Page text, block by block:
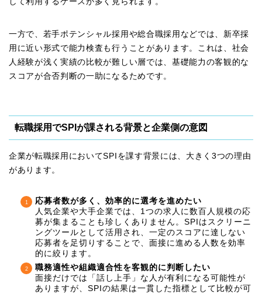
一方で、若手ポテンシャル採用や総合職採用などでは、新卒採
用に近い形式で能力検査も行うことがあります。これは、社会
人経験が浅く実績の比較が難しい層では、基礎能力の客観的な
スコアが合否判断の一助になるためです。
転職採用でSPIが課される背景と企業側の意図
企業が転職採用においてSPIを課す背景には、大きく3つの理由
があります。
応募者数が多く、効率的に選考を進めたい
人気企業や大手企業では、1つの求人に数百人規模の応
募が集まることも珍しくありません。SPIはスクリーニ
ングツールとして活用され、一定のスコアに達しない
応募者を足切りすることで、面接に進める人数を効率
的に絞ります。
職務適性や組織適合性を客観的に判断したい
面接だけでは「話し上手」な人が有利になる可能性が
ありますが、SPIの結果は一貫した指標として比較が可